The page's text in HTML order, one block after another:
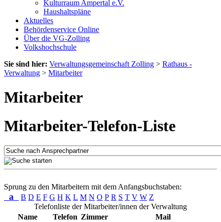
Kulturraum Ampertal e.V.
Haushaltspläne
Aktuelles
Behördenservice Online
Über die VG-Zolling
Volkshochschule
Sie sind hier: Verwaltungsgemeinschaft Zolling > Rathaus -
Verwaltung > Mitarbeiter
Mitarbeiter
Mitarbeiter-Telefon-Liste
Sprung zu den Mitarbeitern mit dem Anfangsbuchstaben:
a B D E F G H K L M N O P R S T V W Z
Telefonliste der Mitarbeiter/innen der Verwaltung
Name
Telefon Zimmer
Mail